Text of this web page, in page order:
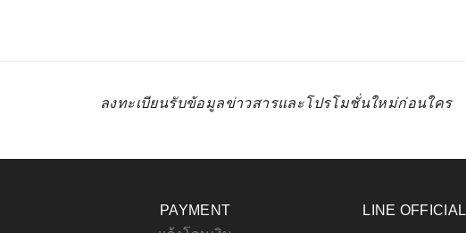
ลงทะเบียนรับข้อมูลข่าวสารและโปรโมชั่นใหม่ก่อนใคร
PAYMENT
LINE OFFICIAL